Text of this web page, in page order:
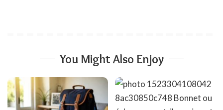
You Might Also Enjoy